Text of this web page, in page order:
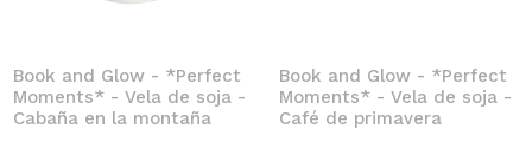
Book and Glow - *Perfect
Moments* - Vela de soja -
Cabaña en la montaña
Book and Glow - *Perfect
Moments* - Vela de soja -
Café de primavera